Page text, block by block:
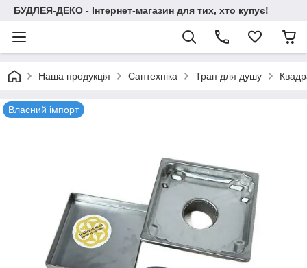
БУДЛЕЯ-ДЕКО - Інтернет-магазин для тих, хто купує!
Наша продукція Сантехніка Трап для душу
Власний імпорт